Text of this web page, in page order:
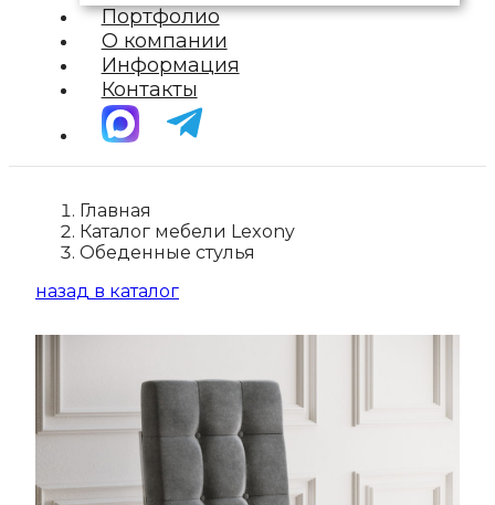
Портфолио
О компании
Информация
Контакты
Главная
Каталог мебели Lexony
Обеденные стулья
назад в каталог